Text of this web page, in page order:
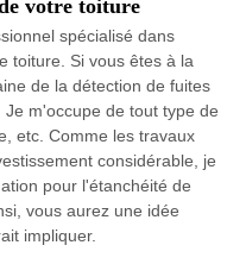
votre toiture
spécialisé dans
toiture. Si vous êtes à la
de la détection de fuites
m'occupe de tout type de
etc. Comme les travaux
considérable, je
pour l'étanchéité de
vous aurez une idée
impliquer.